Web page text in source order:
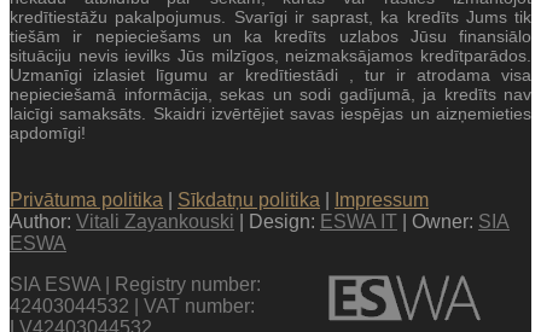
kredītiestāžu pakalpojumus. Svarīgi ir saprast, ka kredīts Jums tik
tiešām ir nepieciešams un ka kredīts uzlabos Jūsu finansiālo
situāciju nevis ievilks Jūs milzīgos, neizmaksājamos kredītparādos.
Uzmanīgi izlasiet līgumu ar kredītiestādi , tur ir atrodama visa
nepieciešamā informācija, sekas un sodi gadījumā, ja kredīts nav
laicīgi samaksāts. Skaidri izvērtējiet savas iespējas un aizņemieties
apdomīgi!
Privātuma politika Sīkdatņu politika
Impressum
Author: Vitali Zayankouski | Design: ESWA IT | Owner: SIA
ESWA
SIA ESWA | Registry number:
42403044532 | VAT number: